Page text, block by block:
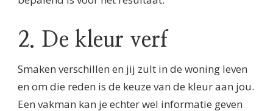
2. De kleur verf
Smaken verschillen en jij zult in de woning leven
en om die reden is de keuze van de kleur aan jou.
Een vakman kan je echter wel informatie geven